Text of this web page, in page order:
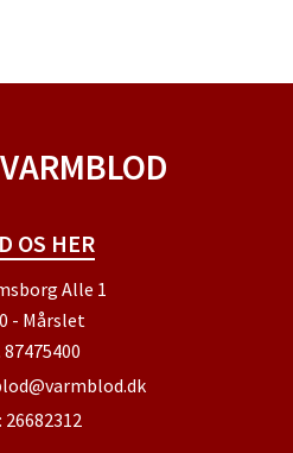
OS HER
Alle 1
- Mårslet
87475400
26682312